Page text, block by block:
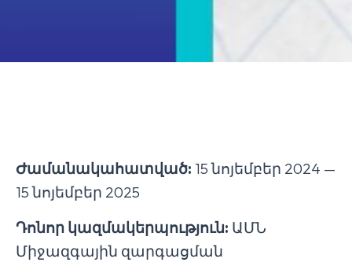
Ժամանակահատված: 15 նոյեմբեր 2024 —
15 նոյեմբեր 2025
Դոնոր կազմակերպություն: ԱՄՆ
Միջազգային զարգացման